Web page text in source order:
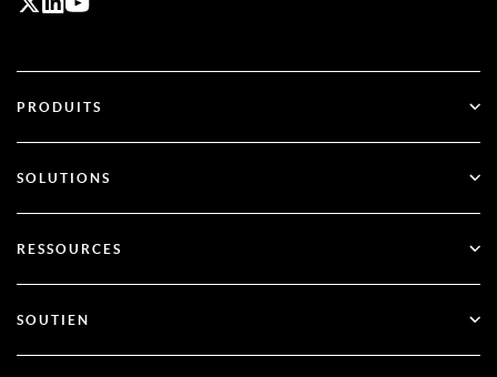
PRODUITS
SecurID
SOLUTIONS
Authentification multifactorielle
RESSOURCES
Blog
SOUTIEN